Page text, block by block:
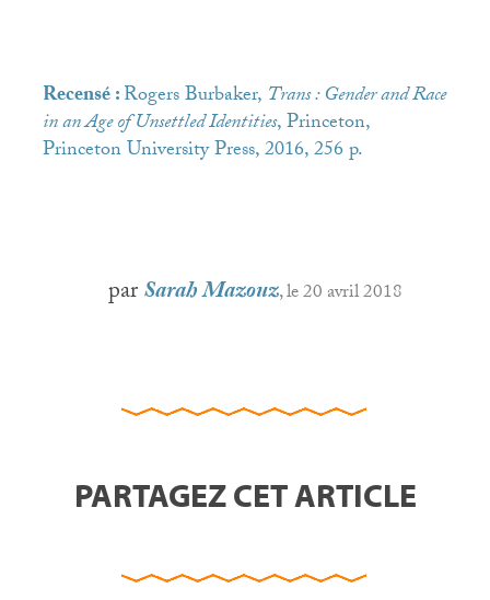
Recensé :Rogers Burbaker, Trans : Gender and Race
in an Age of Unsettled Identities, Princeton,
Princeton University Press, 2016, 256 p.
parSarah Mazouz, le 20 avril 2018
PARTAGEZ CET ARTICLE